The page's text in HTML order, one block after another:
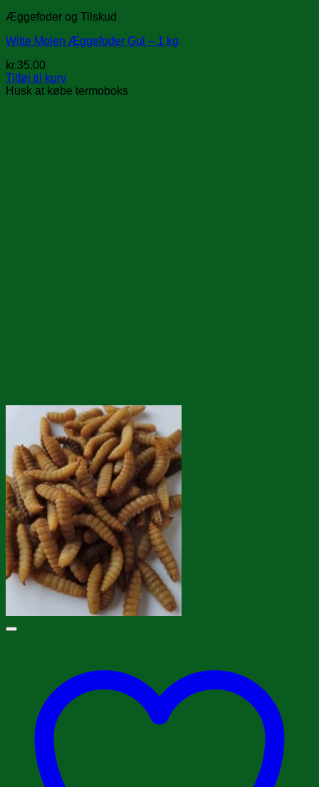
Æggefoder og Tilskud
Witte Molen Æggefoder Gul – 1 kg
kr.35.00
Tilføj til kurv
Husk at købe termoboks